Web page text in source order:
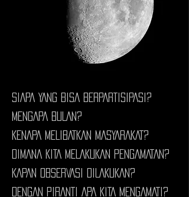
SIAPA YANG BISA BERPARTISIPASI?
MENGAPA BULAN?
KENAPA MELIBATKAN MASYARAKAT?
DIMANA KITA MELAKUKAN PENGAMATAN?
KAPAN OBSERVASI DILAKUKAN?
DENGAN PIRANTI APA KITA MENGAMATI?